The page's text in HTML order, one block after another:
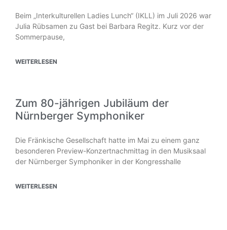
Beim „Interkulturellen Ladies Lunch“ (IKLL) im Juli 2026 war
Julia Rübsamen zu Gast bei Barbara Regitz. Kurz vor der
Sommerpause,
WEITERLESEN
Zum 80-jährigen Jubiläum der
Nürnberger Symphoniker
Die Fränkische Gesellschaft hatte im Mai zu einem ganz
besonderen Preview-Konzertnachmittag in den Musiksaal
der Nürnberger Symphoniker in der Kongresshalle
WEITERLESEN